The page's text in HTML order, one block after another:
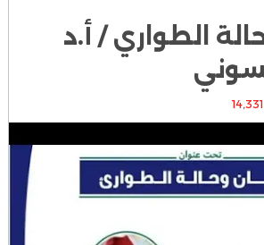
الطواري / أ.د
14٬331